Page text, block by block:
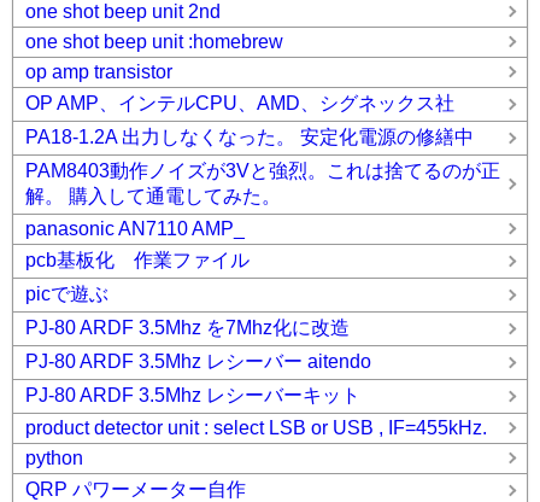
one shot beep unit 2nd
one shot beep unit :homebrew
op amp transistor
OP AMP、インテルCPU、AMD、シグネックス社
PA18-1.2A 出力しなくなった。 安定化電源の修繕中
PAM8403動作ノイズが3Vと強烈。これは捨てるのが正
解。 購入して通電してみた。
panasonic AN7110 AMP_
pcb基板化 作業ファイル
picで遊ぶ
PJ-80 ARDF 3.5Mhz を7Mhz化に改造
PJ-80 ARDF 3.5Mhz レシーバー aitendo
PJ-80 ARDF 3.5Mhz レシーバーキット
product detector unit : select LSB or USB , IF=455kHz.
python
QRP パワーメーター自作